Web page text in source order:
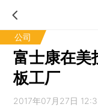
公司
富士康在美
板工厂
2017年07月27日